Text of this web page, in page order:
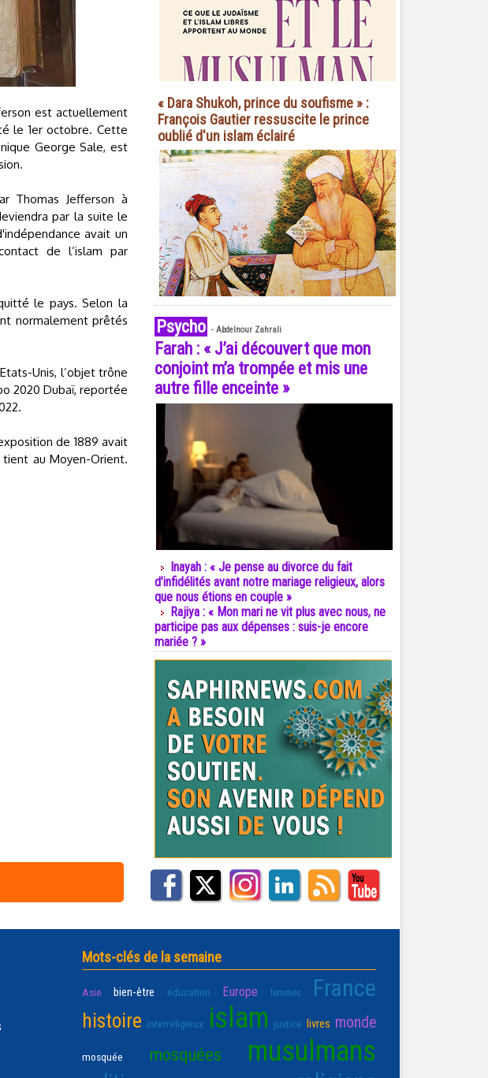
est actuellement
le 1er octobre. Cette
George Sale, est
Thomas Jefferson à
par la suite le
avait un
de l’islam par
le pays. Selon la
normalement prêtés
Unis, l’objet trône
2020 Dubaï, reportée
de 1889 avait
au Moyen-Orient.
« Dara Shukoh, prince du soufisme » :
François Gautier ressuscite le prince
oublié d'un islam éclairé
Psycho - Abdelnour Zahrali
Farah : « J’ai découvert que mon
conjoint m’a trompée et mis une
autre fille enceinte »
Inayah : « Je pense au divorce du fait
d’infidélités avant notre mariage religieux, alors
que nous étions en couple »
Rajiya : « Mon mari ne vit plus avec nous, ne
participe pas aux dépenses : suis-je encore
mariée ? »
Mots-clés de la semaine
Asie bien-être éducation Europe femmes France
histoire interreligieux islam justice livres monde
mosquée mosquées musulmans